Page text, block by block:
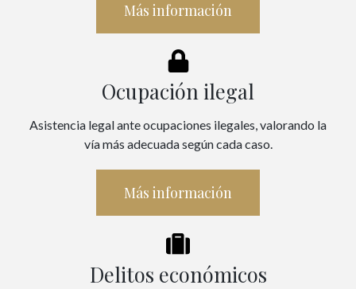
Más información
Ocupación ilegal
Asistencia legal ante ocupaciones ilegales, valorando la
vía más adecuada según cada caso.
Más información
Delitos económicos